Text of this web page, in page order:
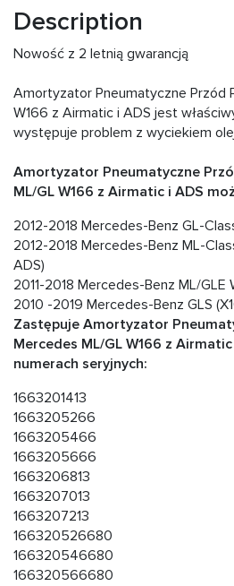
Description
Nowość z 2 letnią gwarancją
Amortyzator Pneumatyczne Przód
W166 z Airmatic i ADS jest
występuje problem z wyciekiem
Amortyzator Pneumatyczne
ML/GL W166 z Airmatic i ADS
2012-2018 Mercedes-Benz GL-
2012-2018 Mercedes-Benz ML-
ADS)
2011-2018 Mercedes-Benz ML/GLE
2010 -2019 Mercedes-Benz GLS
Zastępuje Amortyzator
Mercedes ML/GL W166 z
numerach seryjnych:
1663201413
1663205266
1663205466
1663205666
1663206813
1663207013
1663207213
166320526680
166320546680
166320566680